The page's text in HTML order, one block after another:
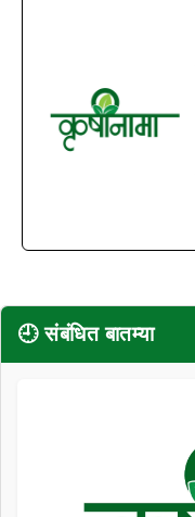
🕘 संबंधित बातम्या